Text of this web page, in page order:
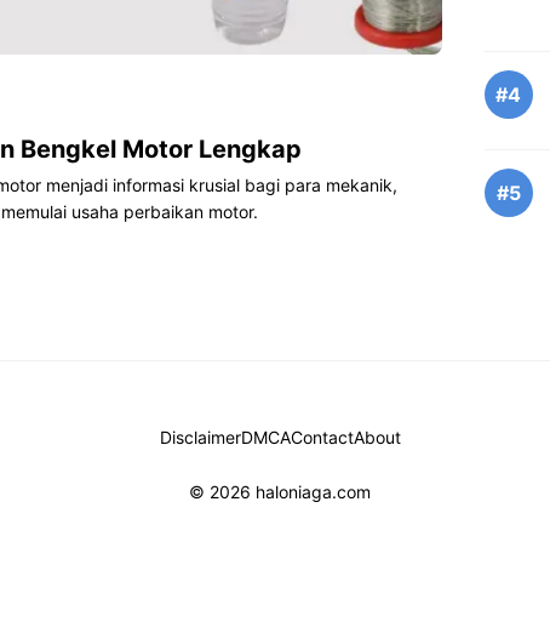
Bengkel Motor Lengkap
menjadi informasi krusial bagi para mekanik,
usaha perbaikan motor.
#4
#5
DisclaimerDMCAContactAbout
© 2026 haloniaga.com